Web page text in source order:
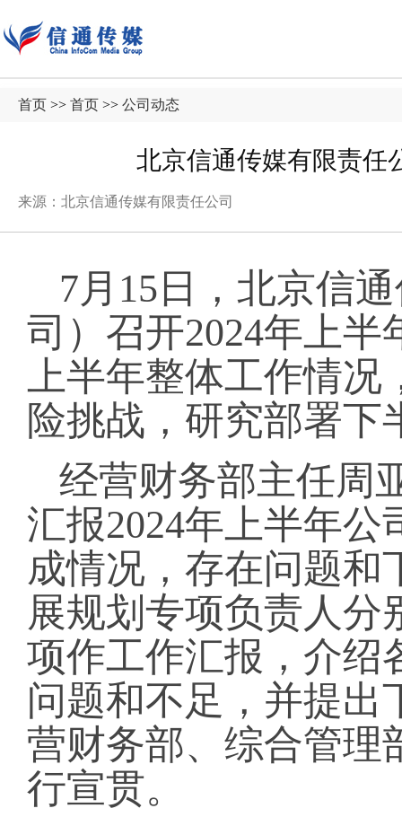
首页 >> 首页 >> 公司动态
北京信通传媒有限责任
来源：北京信通传媒有限责任公司
7月15日，北京信
司）召开2024年上
上半年整体工作情
险挑战，研究部署下
经营财务部主任周
汇报2024年上半年
成情况，存在问题和
展规划专项负责人分
项作工作汇报，介绍
问题和不足，并提出
营财务部、综合管理
行宣贯。